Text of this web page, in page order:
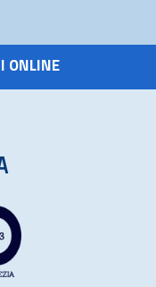
ONLINE